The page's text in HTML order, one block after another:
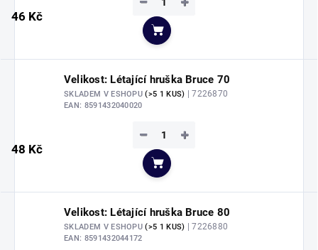
46 Kč
Do košíku
Velikost: Létající hruška Bruce 70
SKLADEM V ESHOPU(>5 1 KUS) | 7226870
EAN: 8591432040020
48 Kč
+
−
Do košíku
Velikost: Létající hruška Bruce 80
SKLADEM V ESHOPU(>5 1 KUS) | 7226880
EAN: 8591432044172